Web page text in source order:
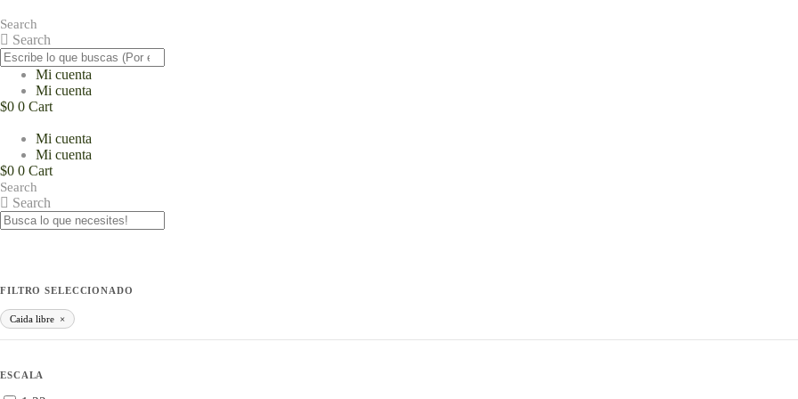
al
contenido
Search
Search
Mi cuenta
Mi cuenta
$0 0 Cart
Mi cuenta
Mi cuenta
$0 0 Cart
Search
Search
FILTRO SELECCIONADO
Caida libre ×
ESCALA